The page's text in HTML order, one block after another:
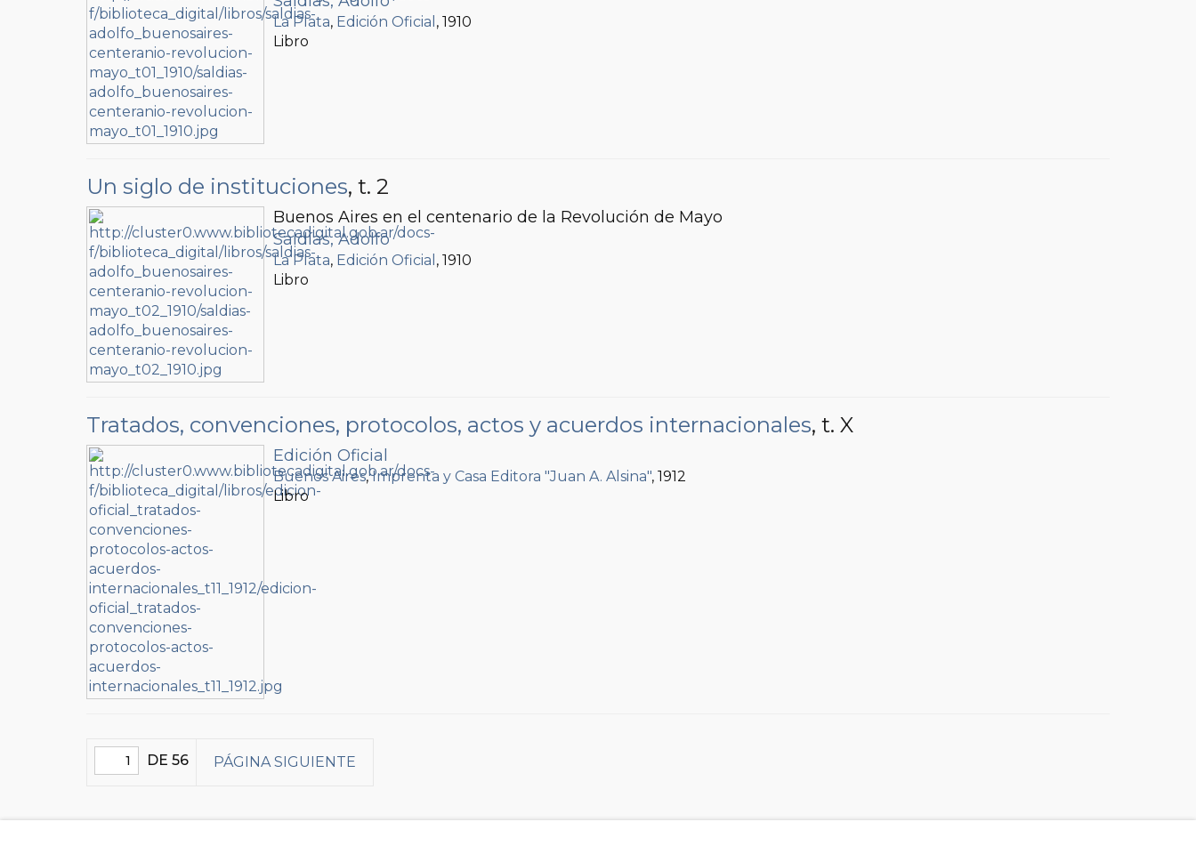
La Plata, Edición Oficial , 1910
Libro
Un siglo de instituciones, t. 2
Buenos Aires en el centenario de la Revolución de Mayo
Saldías, Adolfo
La Plata, Edición Oficial , 1910
Libro
Tratados, convenciones, protocolos, actos y acuerdos internacionales, t. X
Edición Oficial
Buenos Aires,Imprenta y Casa Editora "Juan A. Alsina", 1912
Libro
DE 56 PÁGINA SIGUIENTE